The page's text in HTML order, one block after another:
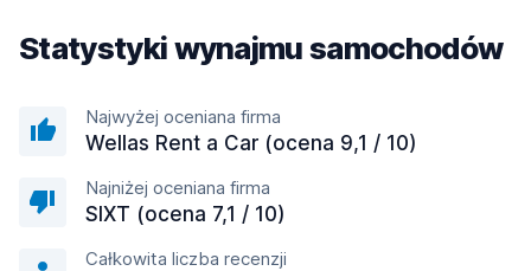
Statystyki wynajmu samochodów
Najwyżej oceniana firma
Wellas Rent a Car (ocena 9,1 / 10)
Najniżej oceniana firma
SIXT (ocena 7,1 / 10)
Całkowita liczba recenzji